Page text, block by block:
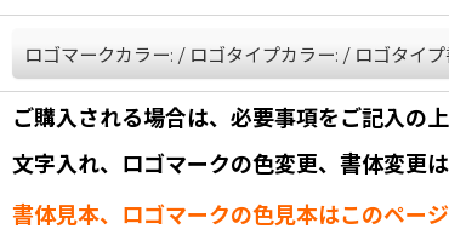
ロゴマークカラー: / ロゴタイプカラー: / ロゴタイプ
ご購入される場合は、必要事項をご記入の
文字入れ、ロゴマークの色変更、書体変更は
書体見本、ロゴマークの色見本はこのペー